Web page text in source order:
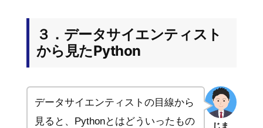
３．データサイエンティスト
から見たPython
じま
データサイエンティストの目線から
見ると、Pythonとはどういったもの